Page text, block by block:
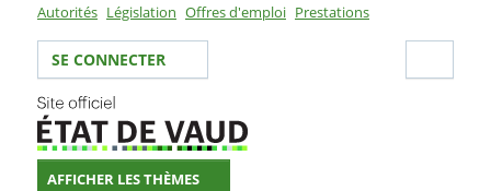
Sous-navigation
Autorités Législation Offres d'emploi Prestations
Votre identité
SE CONNECTER
AFFICHER LES THÈMES